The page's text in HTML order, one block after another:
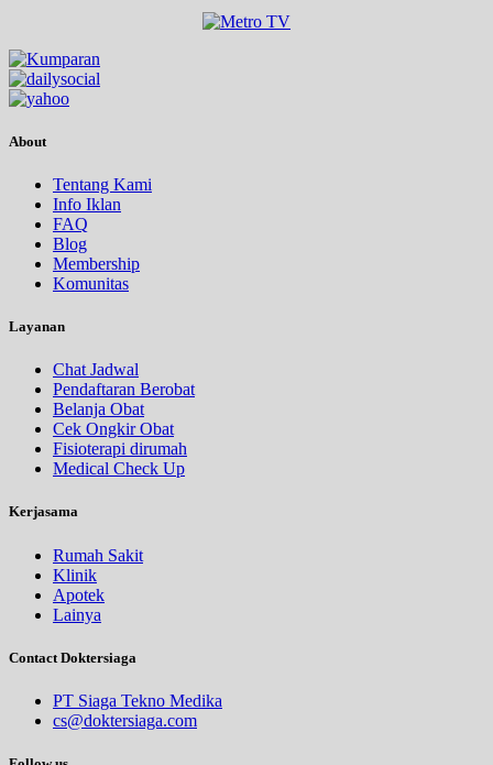
About
Tentang Kami
Info Iklan
FAQ
Blog
Membership
Komunitas
Layanan
Chat Jadwal
Pendaftaran Berobat
Belanja Obat
Cek Ongkir Obat
Fisioterapi dirumah
Medical Check Up
Kerjasama
Rumah Sakit
Klinik
Apotek
Lainya
Contact Doktersiaga
PT Siaga Tekno Medika
cs@doktersiaga.com